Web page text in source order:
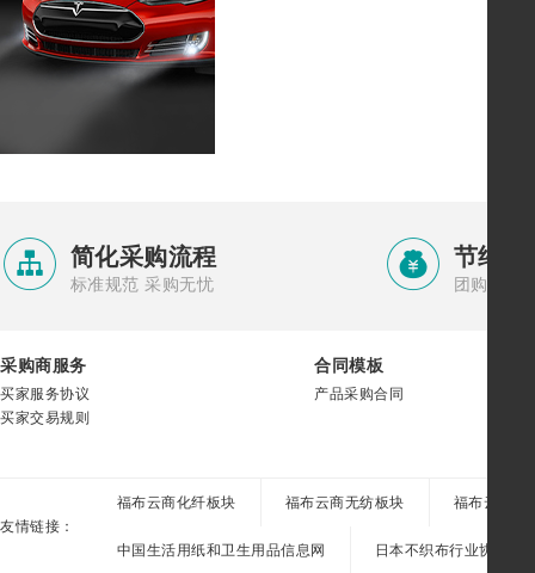
 简化采购流程
标准规范 采购无忧  节约采
团购集采
采购商服务
买家服务协议
买家交易规则
合同模板
产品采购合同
友情链接：
福布云商化纤板块 福布云商无纺板块 福布云商纱
中国生活用纸和卫生用品信息网 日本不织布行业协会